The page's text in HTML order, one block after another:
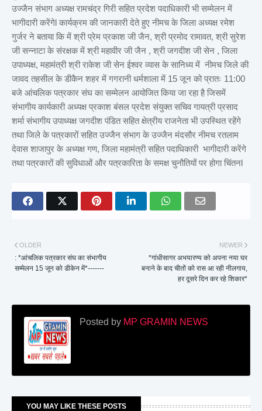
उज्जैन संभाग अध्यक्ष रामचंद्र गिरी सहित प्रदेश पदाधिकारी भी सम्मेलन में
भागीदारी करेंगेl कार्यक्रम की जानकारी देते हुए नीमच के जिला अध्यक्ष रमेश
गुर्जर ने बताया कि में श्री प्रेम प्रकाश जी जैन, श्री प्रमोद रामावत, श्री सुरेश
जी सन्नाटा के संरक्षक में श्री महावीर जी जैन , श्री जगदीश जी सेन , जिला
उपाध्यक्ष, महामंत्री श्री राकेश जी सेन ईश्वर व्यास के सानिध्य में नीमच जिले की
जावद तहसील के डीकैन शहर में गगरानी धर्मशाला में 15 जून को प्रातः 11:00
बजे आंचलिक पत्रकार संघ का सम्मेलन आयोजित किया जा रहा है जिसमें
संभागीय कार्यकारी अध्यक्ष प्रकाश बंसल प्रदेश संयुक्त सचिव गायत्री प्रसाद
शर्मा संभागीय उपाध्यक्ष जगदीश पंडित सहित क्षेत्रीय राजनेता भी उपस्थित रहेंगे
तथा जिले के पत्रकारों सहित उज्जैन संभाग के उज्जैन मंदसौर नीमच रतलाम
देवास शाजापुर के अध्यक्ष गण, जिला महामंत्री सहित पदाधिकारी भागीदारी करेंगे
तथा पत्रकारों की सुविधाओं और पत्रकारिता के समक्ष चुनौतियों पर होगा चिंतनl
NEWER
*गांधीसागर अभयारण्य को अपना नया घर
बनाने के बाद चीतों को रास आ रही नीलगाय,
हर दूसरे दिन कर रहे शिकार*
OLDER
: *आंचलिक पत्रकार संघ का संभागीय
सम्मेलन 15 जून को डीकेन में*-------
Posted by MP GRAMIN NEWS
YOU MAY LIKE THESE POSTS